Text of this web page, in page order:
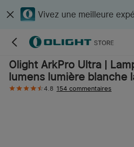
Vivez une meilleure
Olight ArkPro Ultra |
lumens lumière blanche
4.8 154 commentaires